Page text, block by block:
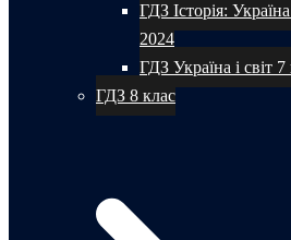
ГДЗ Історія:
2024
ГДЗ Україна і світ
ГДЗ 8 клас